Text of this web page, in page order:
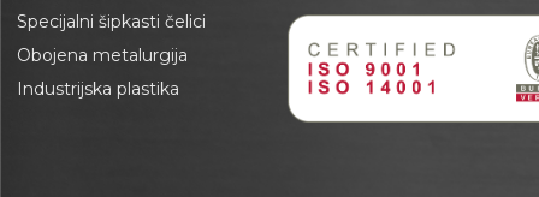
Specijalni šipkasti čelici
Obojena metalurgija
Industrijska plastika